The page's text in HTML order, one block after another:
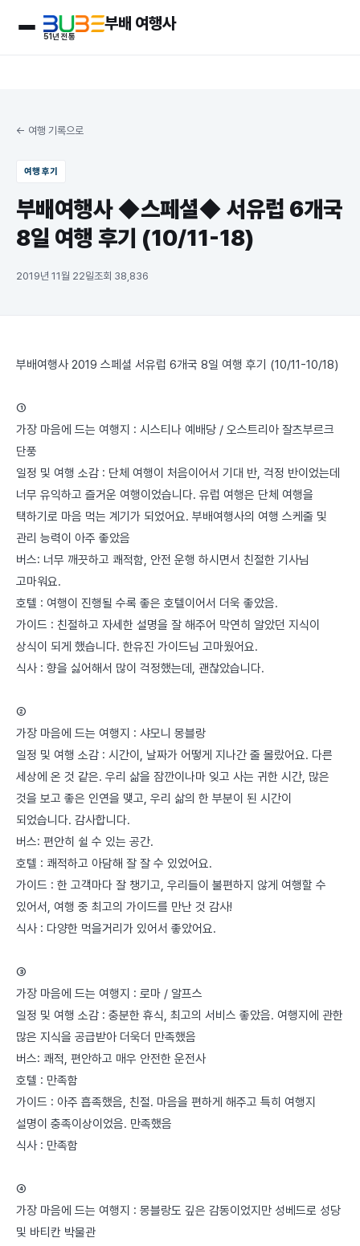
부배 여행사
51년 전통
← 여행 기록으로
여행 후기
부배여행사 ◆스페셜◆ 서유럽 6개국
8일 여행 후기 (10/11-18)
2019년 11월 22일조회 38,836
부배여행사 2019 스페셜 서유럽 6개국 8일 여행 후기 (10/11-10/18)
①
가장 마음에 드는 여행지 : 시스티나 예배당 / 오스트리아 잘츠부르크
단풍
일정 및 여행 소감 : 단체 여행이 처음이어서 기대 반, 걱정 반이었는데
너무 유익하고 즐거운 여행이었습니다. 유럽 여행은 단체 여행을
택하기로 마음 먹는 계기가 되었어요. 부배여행사의 여행 스케줄 및
관리 능력이 아주 좋았음
버스: 너무 깨끗하고 쾌적함, 안전 운행 하시면서 친절한 기사님
고마워요.
호텔 : 여행이 진행될 수록 좋은 호텔이어서 더욱 좋았음.
가이드 : 친절하고 자세한 설명을 잘 해주어 막연히 알았던 지식이
상식이 되게 했습니다. 한유진 가이드님 고마웠어요.
식사 : 향을 싫어해서 많이 걱정했는데, 괜찮았습니다.
②
가장 마음에 드는 여행지 : 샤모니 몽블랑
일정 및 여행 소감 : 시간이, 날짜가 어떻게 지나간 줄 몰랐어요. 다른
세상에 온 것 같은. 우리 삶을 잠깐이나마 잊고 사는 귀한 시간, 많은
것을 보고 좋은 인연을 맺고, 우리 삶의 한 부분이 된 시간이
되었습니다. 감사합니다.
버스: 편안히 쉴 수 있는 공간.
호텔 : 쾌적하고 아담해 잘 잘 수 있었어요.
가이드 : 한 고객마다 잘 챙기고, 우리들이 불편하지 않게 여행할 수
있어서, 여행 중 최고의 가이드를 만난 것 감사!
식사 : 다양한 먹을거리가 있어서 좋았어요.
③
가장 마음에 드는 여행지 : 로마 / 알프스
일정 및 여행 소감 : 충분한 휴식, 최고의 서비스 좋았음. 여행지에 관한
많은 지식을 공급받아 더욱더 만족했음
버스: 쾌적, 편안하고 매우 안전한 운전사
호텔 : 만족함
가이드 : 아주 흡족했음, 친절. 마음을 편하게 해주고 특히 여행지
설명이 충족이상이었음. 만족했음
식사 : 만족함
④
가장 마음에 드는 여행지 : 몽블랑도 깊은 감동이었지만 성베드로 성당
및 바티칸 박물관